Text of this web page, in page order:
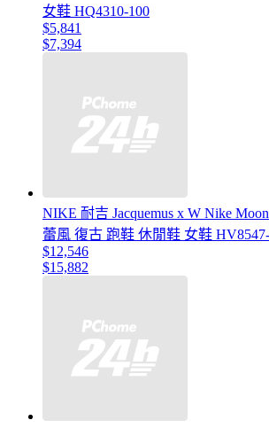
女鞋 HQ4310-100
$5,841
$7,394
NIKE 耐吉 Jacquemus x W Nike
蕾風 復古 跑鞋 休閒鞋 女鞋
$12,546
$15,882